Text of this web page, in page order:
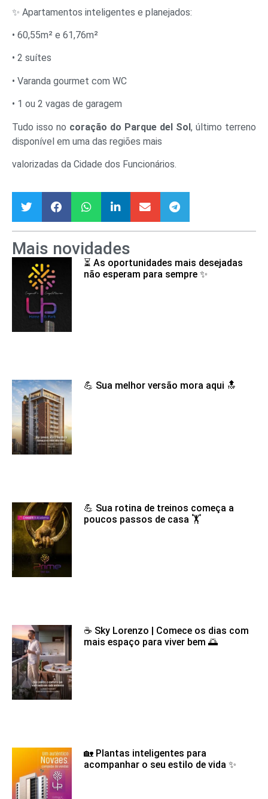
✨ Apartamentos inteligentes e planejados:
• 60,55m² e 61,76m²
• 2 suítes
• Varanda gourmet com WC
• 1 ou 2 vagas de garagem
Tudo isso no coração do Parque del Sol, último terreno
disponível em uma das regiões mais
valorizadas da Cidade dos Funcionários.
Mais novidades
⏳ As oportunidades mais desejadas
não esperam para sempre ✨
💪 Sua melhor versão mora aqui 🔝
💪 Sua rotina de treinos começa a
poucos passos de casa 🏋️
☕ Sky Lorenzo | Comece os dias com
mais espaço para viver bem 🌅
🏡 Plantas inteligentes para
acompanhar o seu estilo de vida ✨